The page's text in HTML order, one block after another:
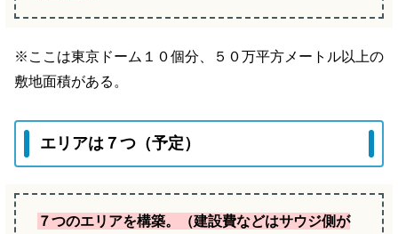
※ここは東京ドーム１０個分、５０万平方メートル以上の
敷地面積がある。
エリアは７つ（予定）
７つのエリアを構築。（建設費などはサウジ側が